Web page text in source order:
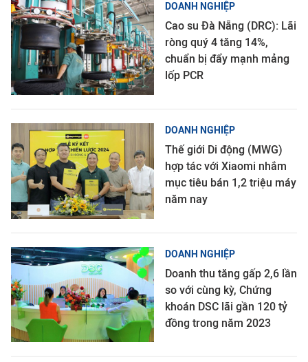
DOANH NGHIỆP
Cao su Đà Nẵng (DRC): Lãi
ròng quý 4 tăng 14%,
chuẩn bị đẩy mạnh mảng
lốp PCR
DOANH NGHIỆP
Thế giới Di động (MWG)
hợp tác với Xiaomi nhắm
mục tiêu bán 1,2 triệu máy
năm nay
DOANH NGHIỆP
Doanh thu tăng gấp 2,6 lần
so với cùng kỳ, Chứng
khoán DSC lãi gần 120 tỷ
đồng trong năm 2023